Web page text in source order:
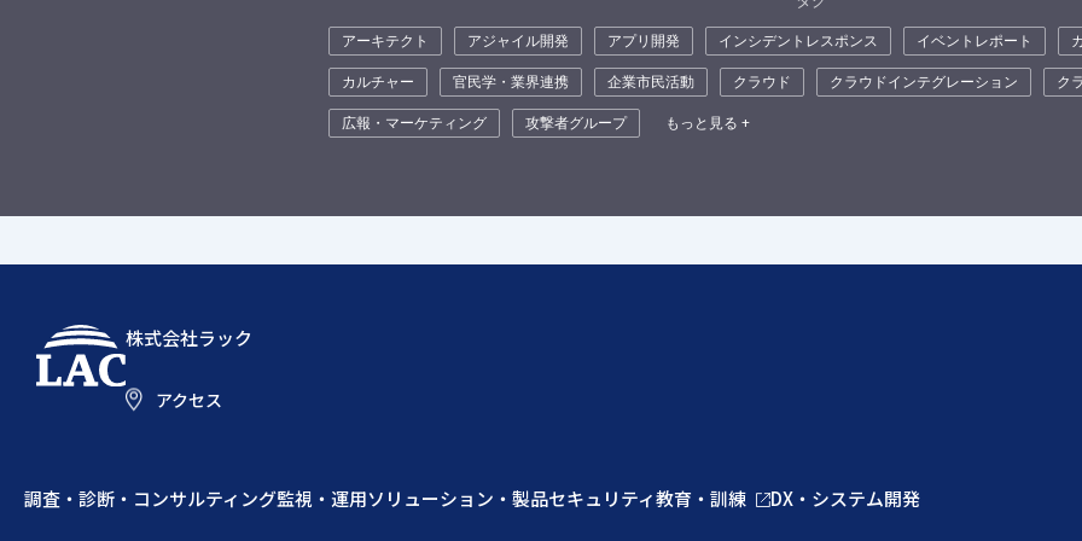
アーキテクト アジャイル開発 アプリ開発 インシデントレスポンス イベントレポート
カルチャー
官民学・業界連携 企業市民活動 クラウド クラウドインテグレーション ク
広報・マーケティング
攻撃者グループ もっと見る +
株式会社ラック
アクセス
調査・診断・コンサルティング監視・運用ソリューション・製品セキュリティ教育・訓練 DX・システム開発